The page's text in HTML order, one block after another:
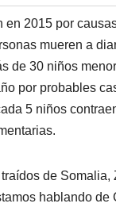
i
l
e
a
d
s
2015 por
mueren a
de 30 niños
por probables
5 niños
de Somalia,
hablando de